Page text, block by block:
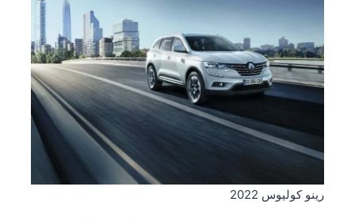
رينو كوليوس 2022